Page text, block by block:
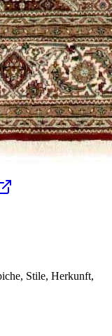
Stile, Herkunft,